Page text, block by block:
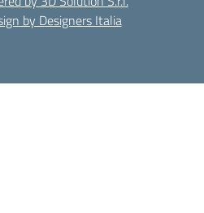
by Designers Italia